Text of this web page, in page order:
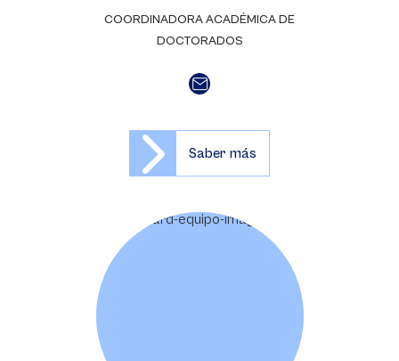
COORDINADORA ACADÉMICA DE
DOCTORADOS
Saber más